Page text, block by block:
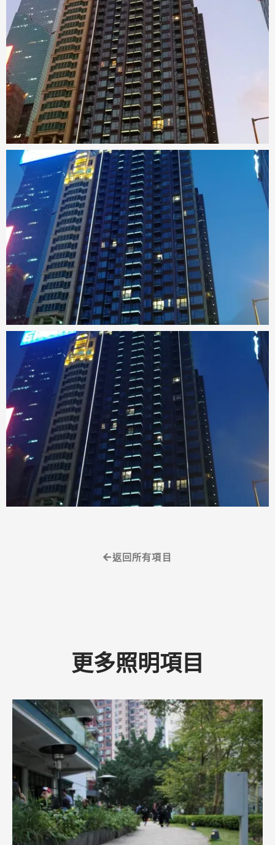
返回所有項目
更多照明項目